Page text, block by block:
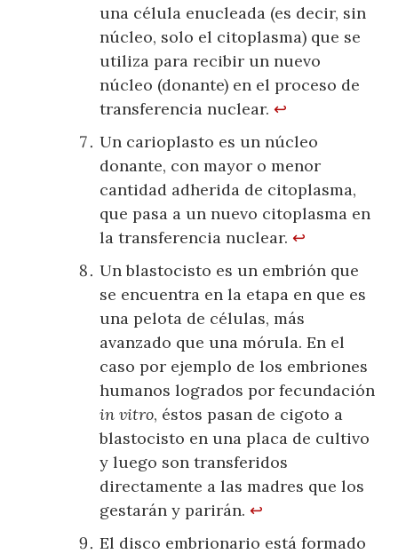
una célula enucleada (es decir, sin
núcleo, solo el citoplasma) que se
utiliza para recibir un nuevo
núcleo (donante) en el proceso de
transferencia nuclear.↩
Un carioplasto es un núcleo
donante, con mayor o menor
cantidad adherida de citoplasma,
que pasa a un nuevo citoplasma en
la transferencia nuclear.↩
Un blastocisto es un embrión que
se encuentra en la etapa en que es
una pelota de células, más
avanzado que una mórula. En el
caso por ejemplo de los embriones
humanos logrados por fecundación
in vitro, éstos pasan de cigoto a
blastocisto en una placa de cultivo
y luego son transferidos
directamente a las madres que los
gestarán y parirán.↩
El disco embrionario está formado